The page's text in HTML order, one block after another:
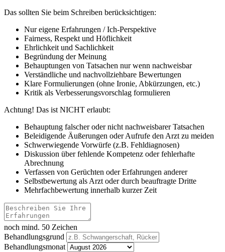
Das sollten Sie beim Schreiben berücksichtigen:
Nur eigene Erfahrungen / Ich-Perspektive
Fairness, Respekt und Höflichkeit
Ehrlichkeit und Sachlichkeit
Begründung der Meinung
Behauptungen von Tatsachen nur wenn nachweisbar
Verständliche und nachvollziehbare Bewertungen
Klare Formulierungen (ohne Ironie, Abkürzungen, etc.)
Kritik als Verbesserungsvorschlag formulieren
Achtung! Das ist NICHT erlaubt:
Behauptung falscher oder nicht nachweisbarer Tatsachen
Beleidigende Äußerungen oder Aufrufe den Arzt zu meiden
Schwerwiegende Vorwürfe (z.B. Fehldiagnosen)
Diskussion über fehlende Kompetenz oder fehlerhafte
Abrechnung
Verfassen von Gerüchten oder Erfahrungen anderer
Selbstbewertung als Arzt oder durch beauftragte Dritte
Mehrfachbewertung innerhalb kurzer Zeit
noch mind. 50 Zeichen
Behandlungsgrund
Behandlungsmonat